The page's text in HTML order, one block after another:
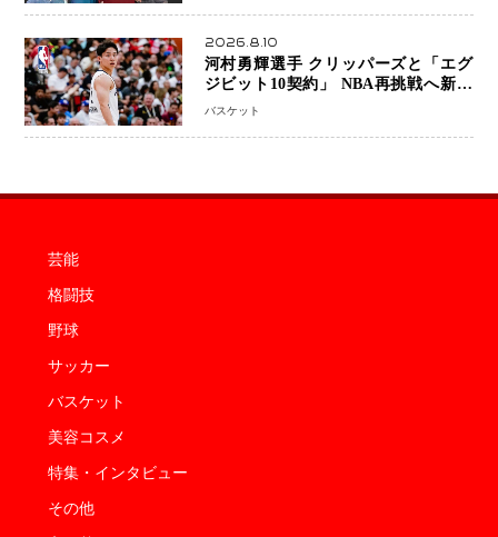
2026.8.10
河村勇輝選手 クリッパーズと「エグ
ジビット10契約」 NBA再挑戦へ新た
な一歩、八村塁選手との共闘にも期待
バスケット
芸能
格闘技
野球
サッカー
バスケット
美容コスメ
特集・インタビュー
その他